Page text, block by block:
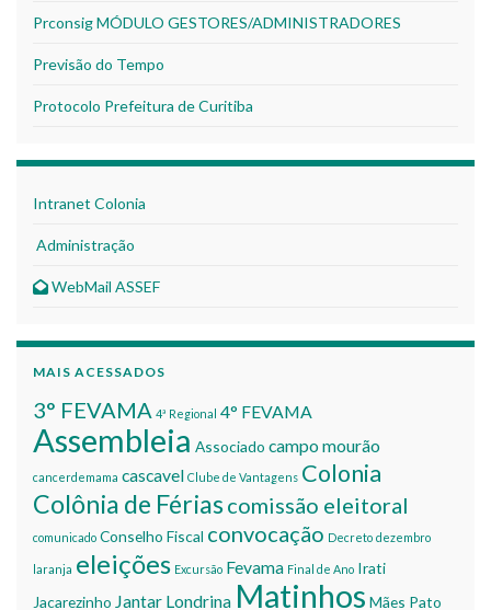
Prconsig MÓDULO GESTORES/ADMINISTRADORES
Previsão do Tempo
Protocolo Prefeitura de Curitiba
Intranet Colonia
Administração
WebMail ASSEF
MAIS ACESSADOS
3° FEVAMA 4ª Regional 4° FEVAMA
Assembleia Associado campo mourão
cancerdemama cascavel Clube de Vantagens Colonia
Colônia de Fériascomissão eleitoral
comunicado Conselho Fiscal convocação Decreto dezembro
laranja eleições Excursão Fevama Final de Ano Irati
Jacarezinho Jantar Londrina Matinhos Mães Pato